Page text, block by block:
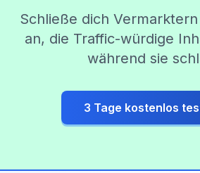
Schließe dich
an, die Traffic-würdige
während sie
3 Tage kostenlos